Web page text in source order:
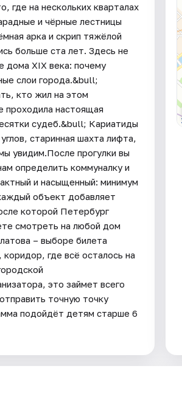
где на нескольких кварталах
и чёрные лестницы
арка и скрип тяжёлой
больше ста лет. Здесь не
дома XIX века: почему
слои города.&bull;
кто жил на этом
проходила настоящая
судеб.&bull; Кариатиды
старинная шахта лифта,
увидим.После прогулки вы
определить коммуналку и
и насыщенный: минимум
объект добавляет
которой Петербург
смотреть на любой дом
– выборе билета
где всё осталось на
это займет всего
точную точку
подойдёт детям старше 6